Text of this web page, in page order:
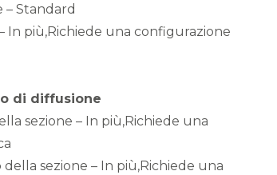
– Standard
In più,Richiede una configurazione
di diffusione
sezione – In più,Richiede una
sezione – In più,Richiede una